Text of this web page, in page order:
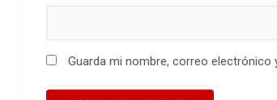
Guarda mi nombre, correo electrónico